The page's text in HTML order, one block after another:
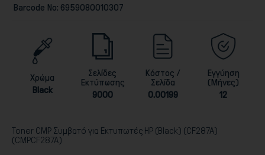
Barcode No: 6959080010307
Χρώμα
Black
Σελίδες
Εκτύπωσης
9000
Κόστος /
Σελίδα
0.00199
Εγγύηση
(Μήνες)
12
Toner CMP Συμβατό για Εκτυπωτές HP (Black) (CF287A)
(CMPCF287A)